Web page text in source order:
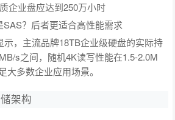
企业盘应达到250万小时
SAS？后者更适合高性能需求
示，主流品牌18TB企业级硬盘的实际持
s之间，随机4K读写性能在1.5-2.0M
大多数企业应用场景。
架构